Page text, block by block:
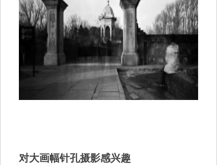
对大画幅针孔摄影感兴趣